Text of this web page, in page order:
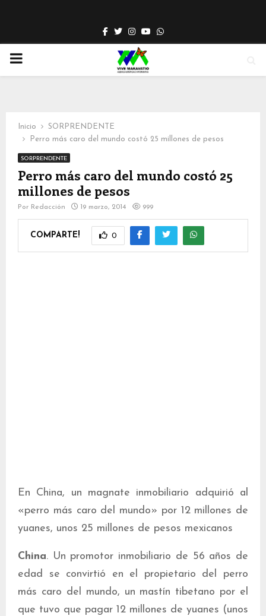
Facebook
TwitterInstagram
YoutubeWhatsapp
PRIMARY
Inicio
SORPRENDENTE
Perro más caro del mundo costó 25 millones de pesos
SORPRENDENTE
Perro más caro del mundo costó 25
millones de pesos
Por Redacción 19 marzo, 2014 999
COMPARTE! 0
En China, un magnate inmobiliario adquirió al
«perro más caro del mundo» por 12 millones de
yuanes, unos 25 millones de pesos mexicanos
China. Un promotor inmobiliario de 56 años de
edad se convirtió en el propietario del perro
más caro del mundo, un mastín tibetano por el
que tuvo que pagar 12 millones de yuanes (unos